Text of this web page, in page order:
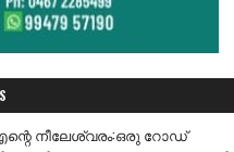
നീലേശ്വരം:ഒരു റോഡ്